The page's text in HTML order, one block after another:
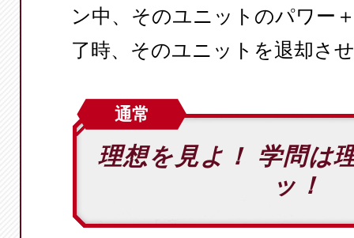
ン中、そのユニットのパワー
了時、そのユニットを退却さ
通常
理想を見よ！ 学問は
ッ！